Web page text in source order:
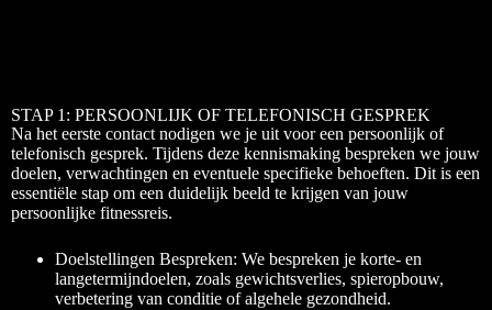
STAP 1: PERSOONLIJK OF TELEFONISCH GESPREK
Na het eerste contact nodigen we je uit voor een persoonlijk of
telefonisch gesprek. Tijdens deze kennismaking bespreken we jouw
doelen, verwachtingen en eventuele specifieke behoeften. Dit is een
essentiële stap om een duidelijk beeld te krijgen van jouw
persoonlijke fitnessreis.
Doelstellingen Bespreken: We bespreken je korte- en
langetermijndoelen, zoals gewichtsverlies, spieropbouw,
verbetering van conditie of algehele gezondheid.